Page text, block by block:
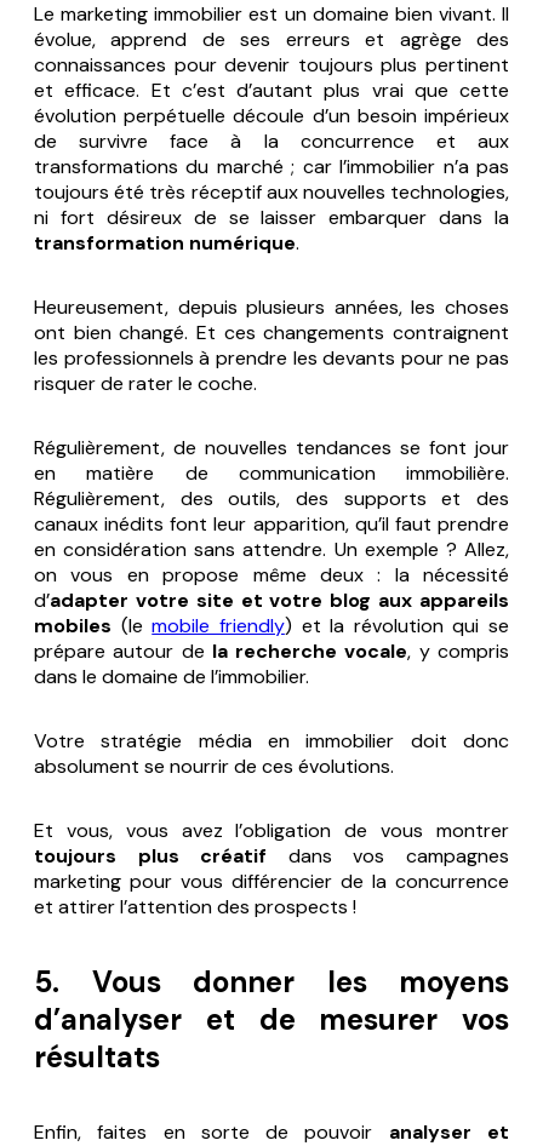
Le marketing immobilier est un domaine bien vivant. Il
évolue, apprend de ses erreurs et agrège des
connaissances pour devenir toujours plus pertinent
et efficace. Et c’est d’autant plus vrai que cette
évolution perpétuelle découle d’un besoin impérieux
de survivre face à la concurrence et aux
transformations du marché ; car l’immobilier n’a pas
toujours été très réceptif aux nouvelles technologies,
ni fort désireux de se laisser embarquer dans la
transformation numérique.
Heureusement, depuis plusieurs années, les choses
ont bien changé. Et ces changements contraignent
les professionnels à prendre les devants pour ne pas
risquer de rater le coche.
Régulièrement, de nouvelles tendances se font jour
en matière de communication immobilière.
Régulièrement, des outils, des supports et des
canaux inédits font leur apparition, qu’il faut prendre
en considération sans attendre. Un exemple ? Allez,
on vous en propose même deux : la nécessité
d’adapter votre site et votre blog aux appareils
mobiles (lemobile friendly) et la révolution qui se
prépare autour de la recherche vocale, y compris
dans le domaine de l’immobilier.
Votre stratégie média en immobilier doit donc
absolument se nourrir de ces évolutions.
Et vous, vous avez l’obligation de vous montrer
toujours plus créatif dans vos campagnes
marketing pour vous différencier de la concurrence
et attirer l’attention des prospects !
5. Vous donner les moyens
d’analyser et de mesurer vos
résultats
Enfin, faites en sorte de pouvoir analyser et